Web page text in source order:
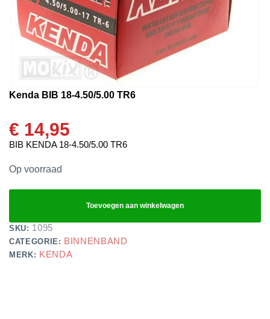
Kenda BIB 18-4.50/5.00 TR6
€ 14,95
BIB KENDA 18-4.50/5.00 TR6
Op voorraad
Toevoegen aan winkelwagen
SKU: 1095
CATEGORIE: BINNENBAND
MERK: KENDA